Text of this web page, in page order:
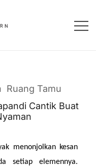
Ruang Tamu
Cantik Buat
menonjolkan kesan
setiap elemennya.